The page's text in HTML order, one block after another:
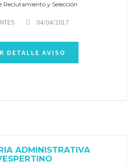
Reclutamiento y Selección
04/04/2017
DETALLE AVISO
ADMINISTRATIVA